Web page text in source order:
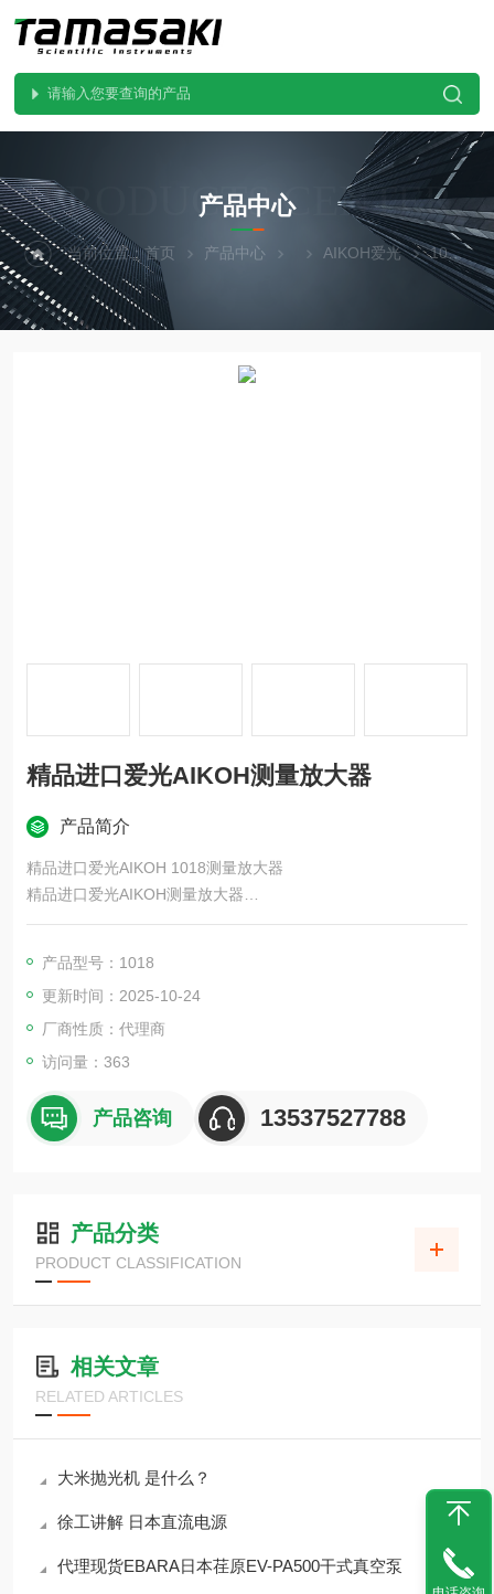
PRODUCTS CENTER
产品中心
当前位置：首页 产品中心 AIKOH爱光 1018精品进口爱光AIKOH测量放大器
精品进口爱光AIKOH测量放大器
产品简介
精品进口爱光AIKOH 1018测量放大器
精品进口爱光AIKOH测量放大器
台式负载试验机
位移分辨率0.01mm
非常适合测试小部件
包含专用 PC 软件
最多可使用三个称重传感器
产品型号：1018
更新时间：2025-10-24
厂商性质：代理商
访问量：363
产品咨询 13537527788
产品分类
PRODUCT CLASSIFICATION
相关文章
RELATED ARTICLES
大米抛光机 是什么？
徐工讲解 日本直流电源
代理现货EBARA日本荏原EV-PA500干式真空泵